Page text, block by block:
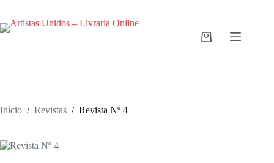
o
Carrinho
Início / Revistas / Revista Nº 4